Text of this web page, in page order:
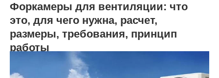
Форкамеры для вентиляции: что
это, для чего нужна, расчет,
размеры, требования, принцип
работы